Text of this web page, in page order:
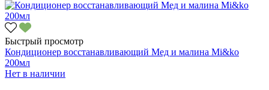
Быстрый просмотр
Кондиционер восстанавливающий Мед и малина Mi&ko
200мл
Нет в наличии